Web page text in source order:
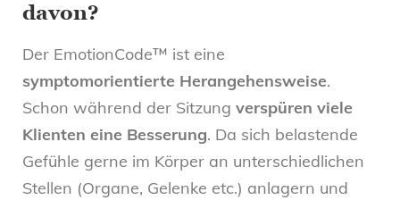
davon?
Der EmotionCode™ ist eine
symptomorientierte Herangehensweise.
Schon während der Sitzung verspüren viele
Klienten eine Besserung. Da sich belastende
Gefühle gerne im Körper an unterschiedlichen
Stellen (Organe, Gelenke etc.) anlagern und